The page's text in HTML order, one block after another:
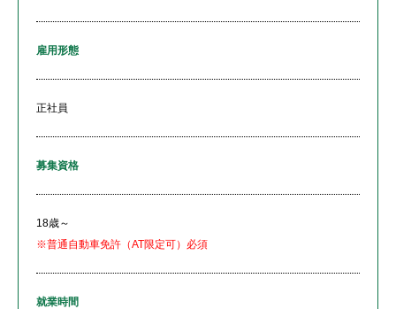
雇用形態
正社員
募集資格
18歳～
※普通自動車免許（AT限定可）必須
就業時間